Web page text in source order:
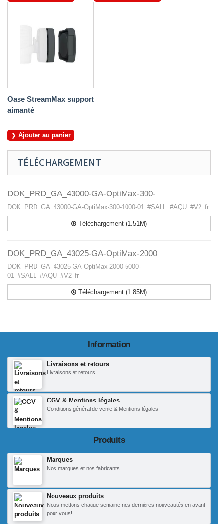
Oase StreamMax support
aimanté
Ajouter au panier
TÉLÉCHARGEMENT
DOK_PRD_GA_43000-GA-OptiMax-300-
DOK_PRD_GA_43000-GA-OptiMax-300-1000-01_#SALL_#AQU_#V2_fr
Téléchargement (1.51M)
DOK_PRD_GA_43025-GA-OptiMax-2000
DOK_PRD_GA_43025-GA-OptiMax-2000-5000-
01_#SALL_#AQU_#V2_fr
Téléchargement (1.85M)
Information
Livraisons et retours
Livraisons et retours
CGV & Mentions légales
Conditions général de vente & Mentions légales
Produits
Marques
Nos marques et nos fabricants
Nouveaux produits
Nous mettons chaque semaine nos dernières nouveautés en avant
pour vous!